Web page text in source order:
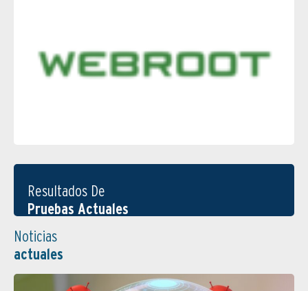
Resultados De
Pruebas Actuales
Noticias
actuales